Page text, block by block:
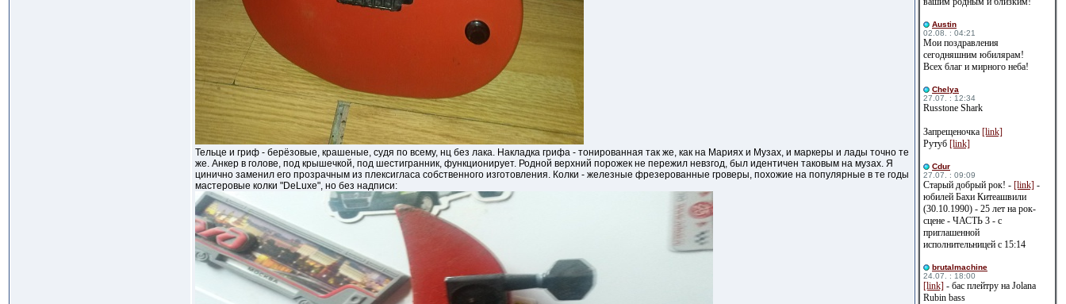
Тельце и гриф - берёзовые, крашеные, судя по всему, нц без лака. Накладка грифа - тонированная так же, как на Мариях и Музах, и маркеры и лады точно те
же. Анкер в голове, под крышечкой, под шестигранник, функционирует. Родной верхний порожек не пережил невзгод, был идентичен таковым на музах. Я
цинично заменил его прозрачным из плексигласа собственного изготовления. Колки - железные фрезерованные гроверы, похожие на популярные в те годы
мастеровые колки "DeLuxe", но без надписи:
Austin
02.08. : 04:21
Мои поздравления
сегодняшним юбилярам!
Всех благ и мирного неба!
Сhelya
27.07. : 12:34
Russtone Shark
Запрещеночка [link]
Рутуб [link]
Cdur
27.07. : 09:09
Старый добрый рок! - [link] -
юбилей Бахи Китеашвили
(30.10.1990) - 25 лет на рок-
сцене - ЧАСТЬ 3 - с
приглашенной
исполнительницей с 15:14
brutalmachine
24.07. : 18:00
[link] - бас плейтру на Jolana
Rubin bass